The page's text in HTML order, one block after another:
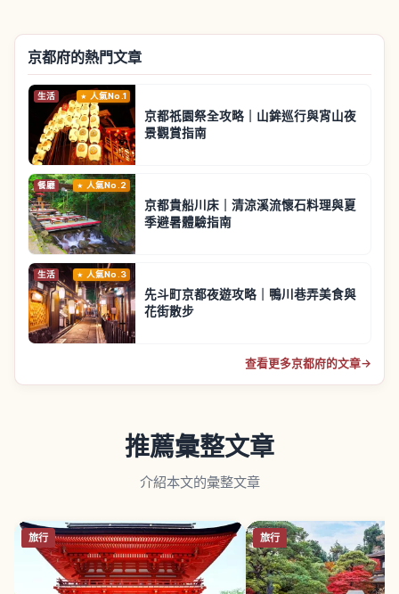
京都府的熱門文章
生活 人氣No.1
京都祇園祭全攻略｜山鉾巡行與宵山夜
景觀賞指南
餐廳 人氣No.2
京都貴船川床｜清涼溪流懷石料理與夏
季避暑體驗指南
生活 人氣No.3
先斗町京都夜遊攻略｜鴨川巷弄美食與
花街散步
查看更多京都府的文章→
推薦彙整文章
介紹本文的彙整文章
旅行 旅行